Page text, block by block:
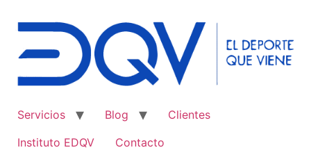
Servicios Blog
Clientes
Instituto EDQV
Contacto